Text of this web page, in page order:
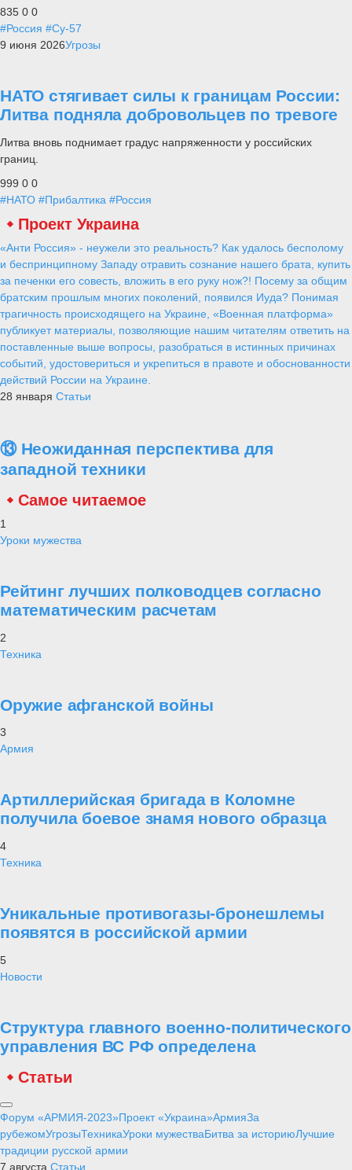
835 0 0
#Россия #Су-57
9 июня 2026Угрозы
НАТО стягивает силы к границам России:
Литва подняла добровольцев по тревоге
Литва вновь поднимает градус напряженности у российских
границ.
999 0 0
#НАТО #Прибалтика #Россия
Проект Украина
«Анти Россия» - неужели это реальность? Как удалось бесполому
и беспринципному Западу отравить сознание нашего брата, купить
за печенки его совесть, вложить в его руку нож?! Посему за общим
братским прошлым многих поколений, появился Иуда? Понимая
трагичность происходящего на Украине, «Военная платформа»
публикует материалы, позволяющие нашим читателям ответить на
поставленные выше вопросы, разобраться в истинных причинах
событий, удостовериться и укрепиться в правоте и обоснованности
действий России на Украине.
28 января Статьи
⑬ Неожиданная перспектива для
западной техники
Самое читаемое
1
Уроки мужества
Рейтинг лучших полководцев согласно
математическим расчетам
2
Техника
Оружие афганской войны
3
Армия
Артиллерийская бригада в Коломне
получила боевое знамя нового образца
4
Техника
Уникальные противогазы-бронешлемы
появятся в российской армии
5
Новости
Структура главного военно-политического
управления ВС РФ определена
Статьи
Форум «АРМИЯ-2023»Проект «Украина»АрмияЗа
рубежомУгрозыТехникаУроки мужестваБитва за историюЛучшие
традиции русской армии
7 августа Статьи